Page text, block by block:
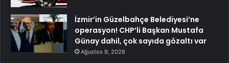
İzmir’in Güzelbahçe Belediyesi’ne
operasyon! CHP’li Başkan Mustafa
Günay dahil, çok sayıda gözaltı var
Ağustos 9, 2026